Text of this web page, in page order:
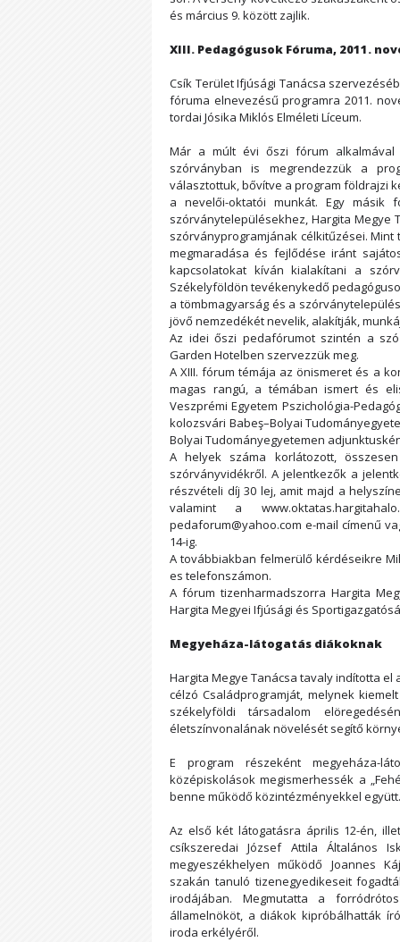
és március 9. között zajlik.
XIII. Pedagógusok Fóruma, 2011.
Csík Terület Ifjúsági Tanácsa
fóruma elnevezésű programra 2011.
tordai Jósika Miklós Elméleti Líceum.
Már a múlt évi őszi fórum
szórványban is megrendezzük a
választottuk, bővítve a program földrajzi
a nevelői-oktatói munkát. Egy másik
szórványtelepülésekhez, Hargita
szórványprogramjának célkitűzései.
megmaradása és fejlődése iránt
kapcsolatokat kíván kialakítani a
Székelyföldön tevékenykedő
a tömbmagyarság és a
jövő nemzedékét nevelik, alakítják,
Az idei őszi pedafórumot szintén a
Garden Hotelben szervezzük meg.
A XIII. fórum témája az önismeret és a
magas rangú, a témában ismert és
Veszprémi Egyetem Pszichológia-
kolozsvári Babeş–Bolyai
Bolyai Tudományegyetemen
A helyek száma korlátozott,
szórványvidékről. A jelentkezők a
részvételi díj 30 lej, amit majd a
valamint a
pedaforum@yahoo.com e-mail címenű
14-ig.
A továbbiakban felmerülő kérdéseikre
es telefonszámon.
A fórum tizenharmadszorra Hargita
Hargita Megyei Ifjúsági és
Megyeháza-látogatás diákoknak
Hargita Megye Tanácsa tavaly indította
célzó Családprogramját, melynek
székelyföldi társadalom
életszínvonalának növelését segítő
E program részeként megyeháza-
középiskolások megismerhessék a
benne működő közintézményekkel együtt.
Az első két látogatásra április 12-én,
csíkszeredai József Attila Általános
megyeszékhelyen működő Joannes
szakán tanuló tizenegyedikeseit
irodájában. Megmutatta a
államelnököt, a diákok kipróbálhatták
iroda erkélyéről.